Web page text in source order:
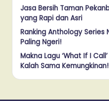
Jasa Bersih Taman
yang Rapi dan Asri
Ranking Anthology Series
Paling Ngeri!
Makna Lagu ‘What If I
Kalah Sama Kemungkinan!